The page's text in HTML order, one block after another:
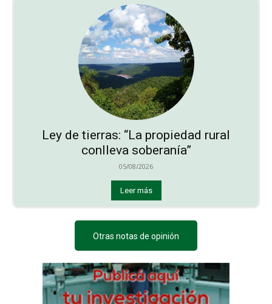
Ley de tierras: “La propiedad rural
conlleva soberanía”
05/08/2026
Leer más
Otras notas de opinión